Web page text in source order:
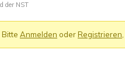
der NST
Bitte Anmelden oderRegistrieren